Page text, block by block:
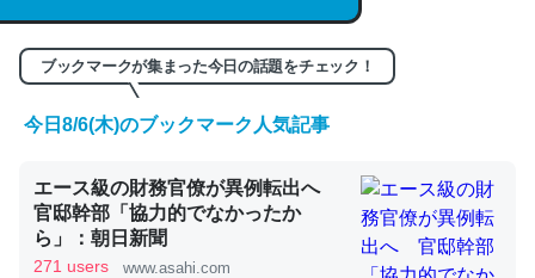
くらい。小説でいう「ずっと前の伏線」は回収されないけ
ど、短期記憶というには多い分量。進化すればするほど分
かりやすく強くなりそう
─GPTの仕組みと限界についての考察（１） - conceptualization
ブックマークが集まった今日の話題をチェック！
今日8/6(木)のブックマーク人気記事
エース級の財務官僚が異例転出へ
官邸幹部「協力的でなかったか
ら」：朝日新聞
271 users www.asahi.com